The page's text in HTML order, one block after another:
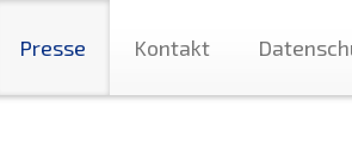
Presse Kontakt